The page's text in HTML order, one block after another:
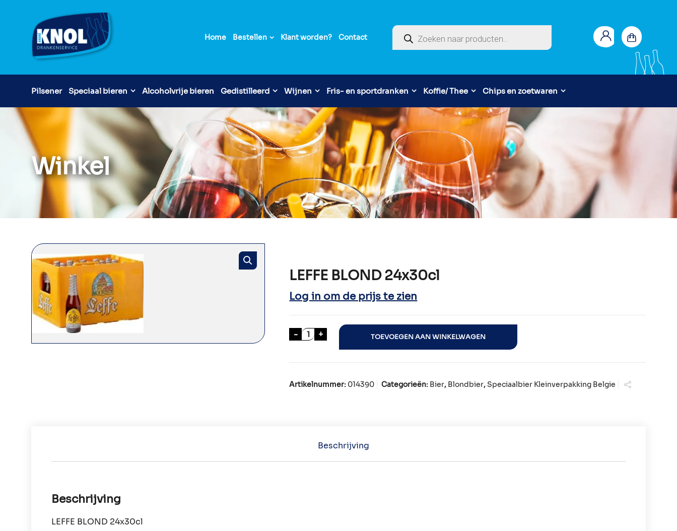
Home Bestellen Klant worden? Contact
Producten zoeken
Pilsener Speciaal bieren Alcoholvrije bieren Gedistilleerd Wijnen Fris- en sportdranken Koffie/ Thee Chips en zoetwaren
Winkel
LEFFE BLOND 24x30cl
Log in om de prijs te zien
- LEFFE BLOND 24x30cl aantal
+ TOEVOEGEN AAN WINKELWAGEN
Artikelnummer: 014390 Categorieën: Bier, Blondbier, Speciaalbier Kleinverpakking Belgie
Beschrijving
Beschrijving
LEFFE BLOND 24x30cl